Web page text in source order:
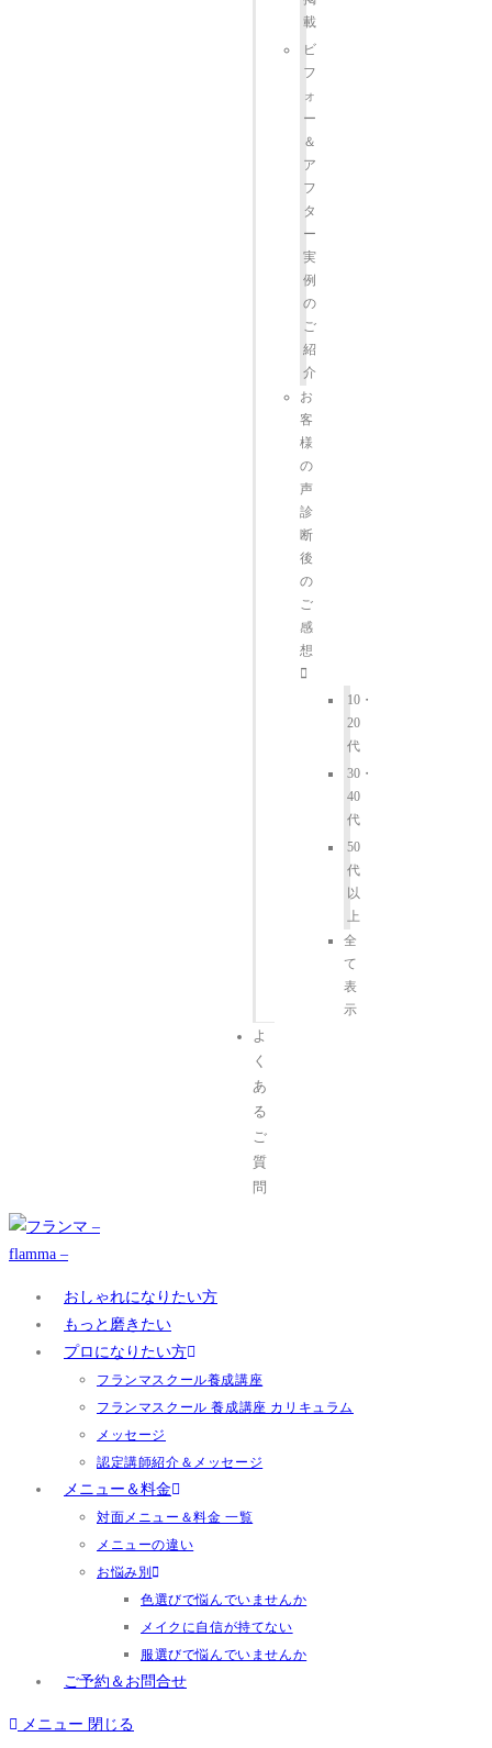
載
ビ
フ
ォ
ー
＆
ア
フ
タ
ー
実
例
の
ご
紹
介
お
客
様
の
声
診
断
後
の
ご
感
想
10・
20
代
30・
40
代
50
代
以
上
全
て
表
示
よ
く
あ
る
ご
質
問
おしゃれになりたい方
もっと磨きたい
プロになりたい方
フランマスクール養成講座
フランマスクール 養成講座 カリキュラム
メッセージ
認定講師紹介＆メッセージ
メニュー＆料金
対面メニュー＆料金 一覧
メニューの違い
お悩み別
色選びで悩んでいませんか
メイクに自信が持てない
服選びで悩んでいませんか
ご予約＆お問合せ
メニュー 閉じる